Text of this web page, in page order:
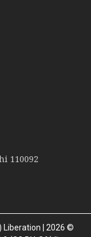
110092
Liberation | 2026 ©